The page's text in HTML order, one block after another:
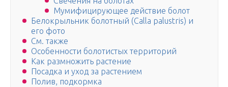
Мумифицирующее действие болот
Белокрыльник болотный (Calla palustris) и
его фото
См. также
Особенности болотистых территорий
Как размножить растение
Посадка и уход за растением
Полив, подкормка